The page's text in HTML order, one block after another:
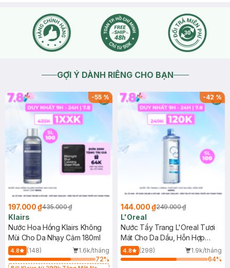
GỢI Ý DÀNH RIÊNG CHO BẠN
-55%
197.000 ₫435.000 ₫
Klairs
Nước Hoa Hồng Klairs Không
Mùi Cho Da Nhạy Cảm 180ml
4.8 (148)
1.6k/tháng
72%
-42%
144.000 ₫249.000 ₫
L'Oreal
Nước Tẩy Trang L'Oreal Tươi
Mát Cho Da Dầu, Hỗn Hợp
400ml
4.8 (298)
1.9k/tháng
64%